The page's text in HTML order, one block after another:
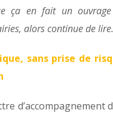
ça en fait un
alors continue de
sans prise de
d’accompagnement